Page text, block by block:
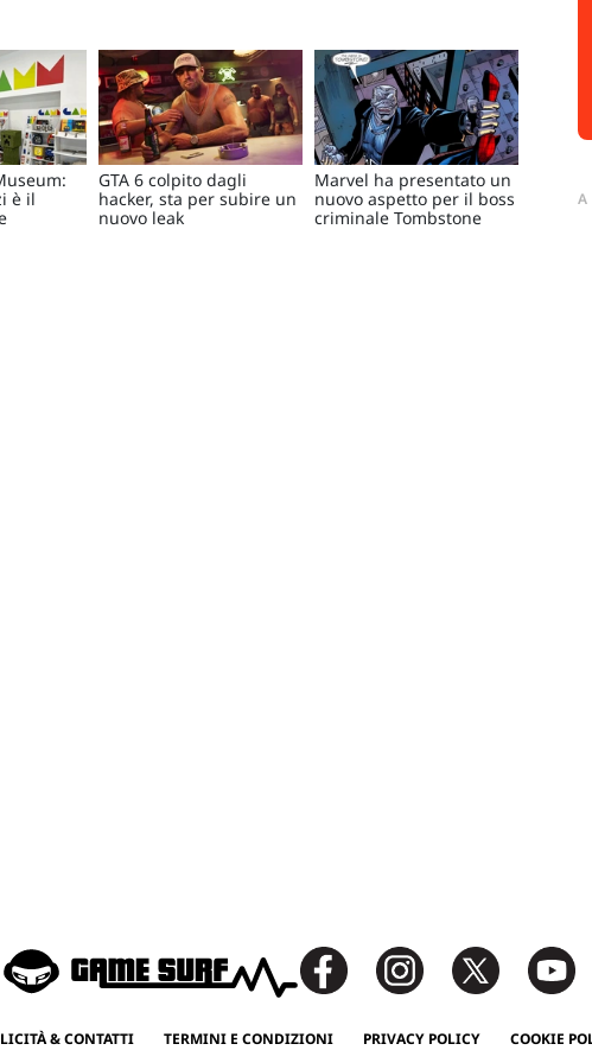
è il
GTA 6 colpito dagli
hacker, sta per subire un
nuovo leak
Marvel ha presentato un
nuovo aspetto per il boss
criminale Tombstone
& CONTATTI TERMINI E CONDIZIONI PRIVACY POLICY COOKIE